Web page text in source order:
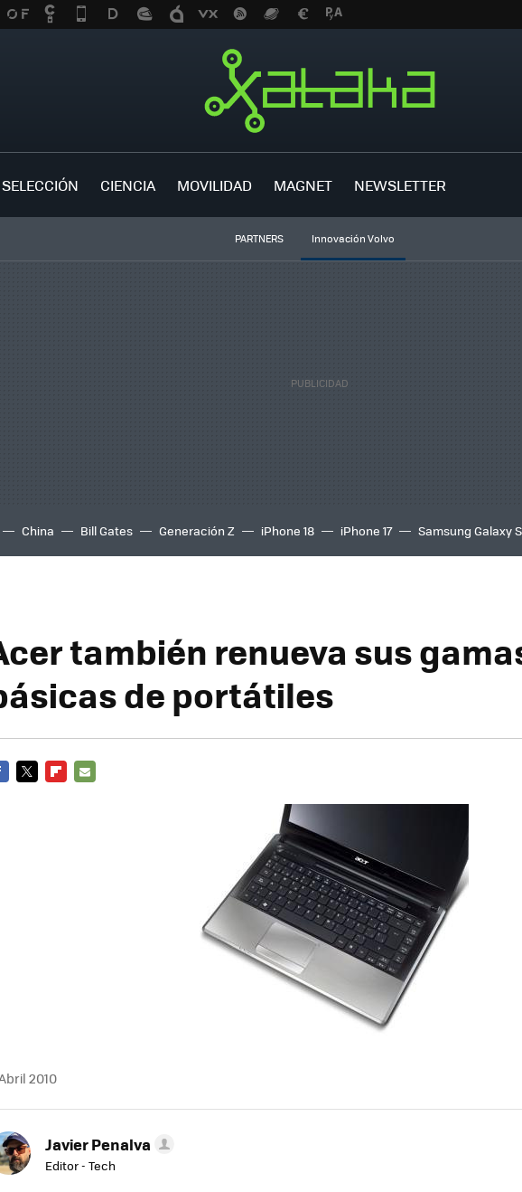
CIENCIA MOVILIDAD MAGNET NEWSLETTER
PARTNERS Innovación Volvo
China Bill Gates Generación Z iPhone 18 iPhone 17 Samsung Galaxy
también renueva sus
de portátiles
2010
Javier Penalva
Editor - Tech